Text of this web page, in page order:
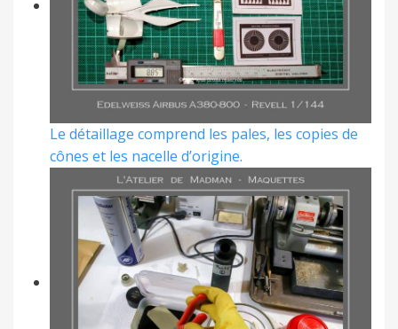
Le détaillage comprend les pales, les copies de
cônes et les nacelle d’origine.